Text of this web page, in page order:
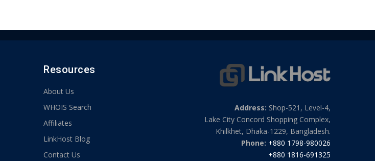
Resources
About Us
WHOIS Search
Affiliates
LinkHost Blog
Contact Us
Address: Shop-521, Level-4,
Lake City Concord Shopping Complex,
Khilkhet, Dhaka-1229, Bangladesh.
Phone: +880 1798-980026
+880 1816-691325